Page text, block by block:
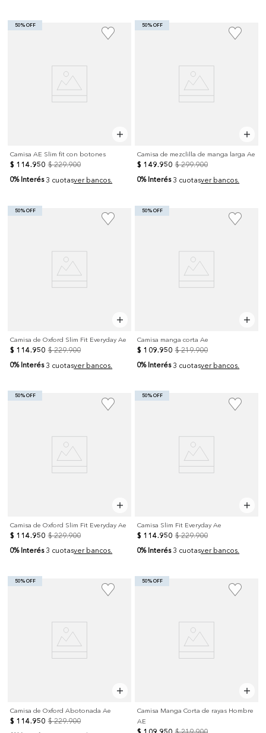
50% OFF
Camisa AE Slim fit con botones
$ 114.950 $ 229.900
0% Interés 3 cuotasver bancos.
50% OFF
Camisa de mezclilla de manga larga Ae
$ 149.950 $ 299.900
0% Interés 3 cuotasver bancos.
50% OFF
Camisa de Oxford Slim Fit Everyday Ae
$ 114.950 $ 229.900
0% Interés 3 cuotasver bancos.
50% OFF
Camisa manga corta Ae
$ 109.950 $ 219.900
0% Interés 3 cuotasver bancos.
50% OFF
Camisa de Oxford Slim Fit Everyday Ae
$ 114.950 $ 229.900
0% Interés 3 cuotasver bancos.
50% OFF
Camisa Slim Fit Everyday Ae
$ 114.950 $ 229.900
0% Interés 3 cuotasver bancos.
50% OFF
Camisa de Oxford Abotonada Ae
$ 114.950 $ 229.900
50% OFF
Camisa Manga Corta de rayas Hombre
AE